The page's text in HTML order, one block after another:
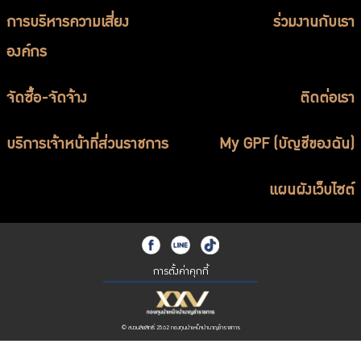
การบริหารความเสี่ยง
องค์กร
ร่วมงานกับเรา
จัดซื้อ-จัดจ้าง ติดต่อเรา
บริการเจ้าหน้าที่ส่วนราชการ My GPF (บัญชีของฉัน)
แผนผังเว็บไซต์
การตั้งค่าคุกกี้
© สงวนลิขสิทธิ์ 2562 กองทุนบำเหน็จบำนาญข้าราชการ